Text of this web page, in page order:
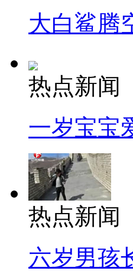
大白鲨腾
热点新闻
一岁宝宝
热点新闻
六岁男孩